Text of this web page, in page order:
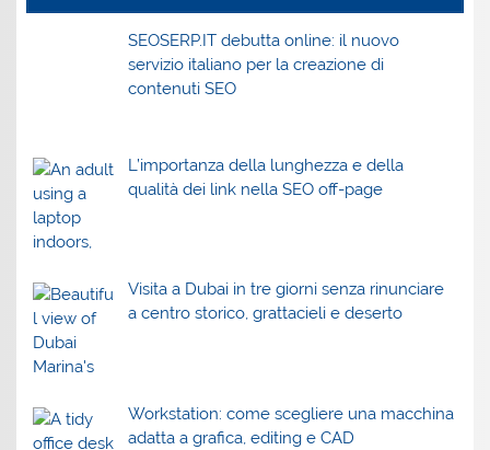
SEOSERP.IT debutta online: il nuovo
servizio italiano per la creazione di
contenuti SEO
L’importanza della lunghezza e della
qualità dei link nella SEO off-page
Visita a Dubai in tre giorni senza rinunciare
a centro storico, grattacieli e deserto
Workstation: come scegliere una macchina
adatta a grafica, editing e CAD